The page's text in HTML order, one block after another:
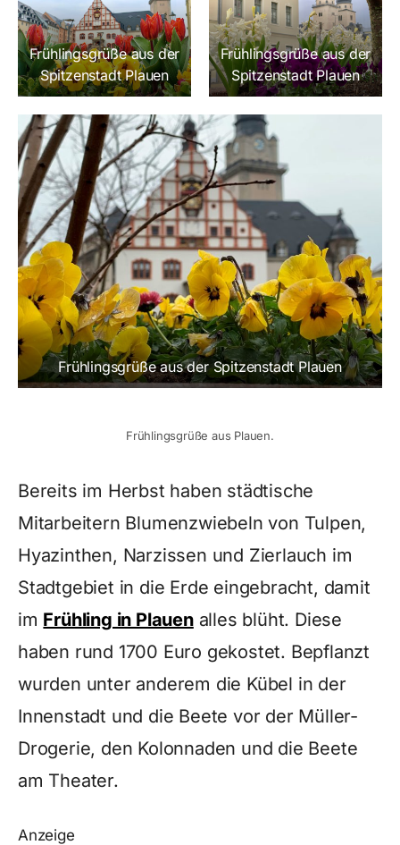
Frühlingsgrüße aus der
Spitzenstadt Plauen
Frühlingsgrüße aus der
Spitzenstadt Plauen
Frühlingsgrüße aus der Spitzenstadt Plauen
Frühlingsgrüße aus Plauen.
Bereits im Herbst haben städtische
Mitarbeitern Blumenzwiebeln von Tulpen,
Hyazinthen, Narzissen und Zierlauch im
Stadtgebiet in die Erde eingebracht, damit
im Frühling in Plauenalles blüht. Diese
haben rund 1700 Euro gekostet. Bepflanzt
wurden unter anderem die Kübel in der
Innenstadt und die Beete vor der Müller-
Drogerie, den Kolonnaden und die Beete
am Theater.
Anzeige